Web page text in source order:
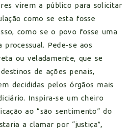
virem a público para solicitar
como se esta fosse
como se o povo fosse uma
Pede-se aos
ou veladamente, que se
de ações penais,
decididas pelos órgãos mais
Inspira-se um cheiro
ao “são sentimento” do
a clamar por “justiça”,